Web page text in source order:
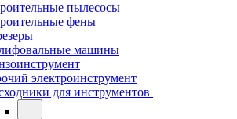
пылесосы
фены
машины
электроинструмент
для инструментов